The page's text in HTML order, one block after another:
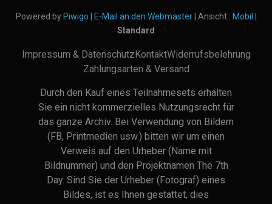
Powered by Piwigo E-Mail an den Webmaster| Ansicht : Mobil
Standard
Impressum & Datenschutz KontaktWiderrufsbelehrung
Zahlungsarten & Versand
Durch den Kauf eines Teilnahmesets erhalten
Sie ein nicht kommerzielles Nutzungsrecht für
das ganze Archiv. Bei Verwendung von Bildern
(FB, Printmedien usw.) bitten wir um einen
Verweis auf den Urheber (Name mit
Bildnummer) und den Projektnamen The 7th
Day. Sind Sie der Urheber (Fotograf) eines
Bildes, ist es Ihnen gestattet, dies